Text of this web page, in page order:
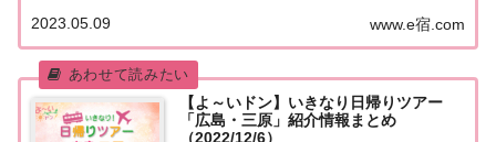
街行く人にいきなり声をかけ、そのまま日帰りツア
ーにご招待する『いきなり！日帰りツアー』のコ
ー...
www.e宿.com
2023.05.09
【よ～いドン】いきなり日帰りツアー
「広島・三原」紹介情報まとめ
（2022/12/6）